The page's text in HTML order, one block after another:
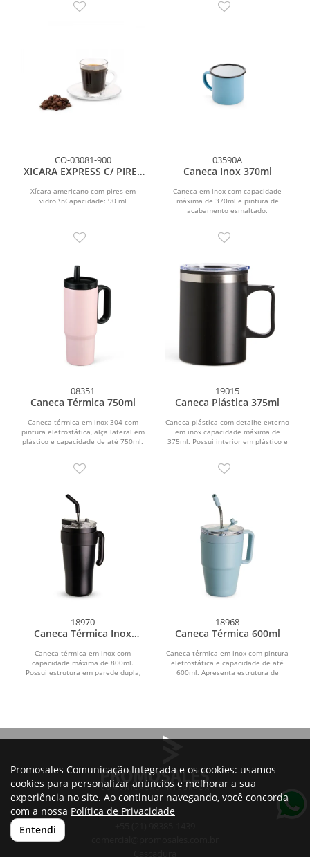
CO-03081-900
XICARA EXPRESS C/ PIRES
Xícara americano com pires em
vidro.\nCapacidade: 90 ml
03590A
Caneca Inox 370ml
Caneca em inox com capacidade
máxima de 370ml e pintura de
acabamento esmaltado.
08351
Caneca Térmica 750ml
Caneca térmica em inox 304 com
pintura eletrostática, alça lateral em
plástico e capacidade de até 750ml.
19015
Caneca Plástica 375ml
Caneca plástica com detalhe externo
em inox capacidade máxima de
375ml. Possui interior em plástico e
18970
Caneca Térmica Inox
Caneca térmica em inox com
capacidade máxima de 800ml.
Possui estrutura em parede dupla,
18968
Caneca Térmica 600ml
Caneca térmica em inox com pintura
eletrostática e capacidade de até
600ml. Apresenta estrutura de
Promosales Comunicação Integrada e os cookies: usamos
cookies para personalizar anúncios e melhorar a sua
experiência no site. Ao continuar navegando, você concorda
com a nossa Política de Privacidade
Entendi